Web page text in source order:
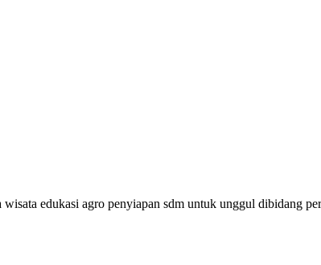
edukasi agro penyiapan sdm untuk unggul dibidang